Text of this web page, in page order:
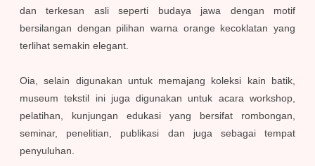
dan terkesan asli seperti budaya jawa dengan motif
bersilangan dengan pilihan warna orange kecoklatan yang
terlihat semakin elegant.
Oia, selain digunakan untuk memajang koleksi kain batik,
museum tekstil ini juga digunakan untuk acara workshop,
pelatihan, kunjungan edukasi yang bersifat rombongan,
seminar, penelitian, publikasi dan juga sebagai tempat
penyuluhan.